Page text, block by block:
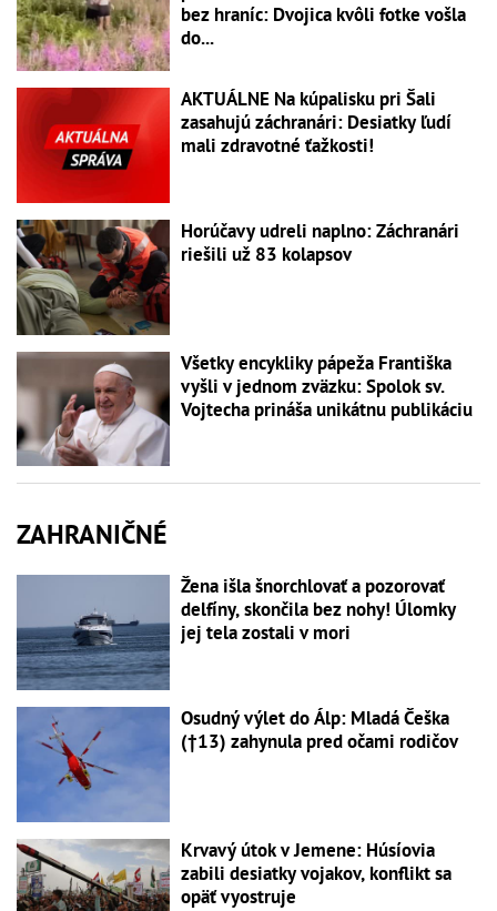
bez hraníc: Dvojica kvôli fotke vošla
do...
AKTUÁLNE Na kúpalisku pri Šali
zasahujú záchranári: Desiatky ľudí
mali zdravotné ťažkosti!
Horúčavy udreli naplno: Záchranári
riešili už 83 kolapsov
Všetky encykliky pápeža Františka
vyšli v jednom zväzku: Spolok sv.
Vojtecha prináša unikátnu publikáciu
ZAHRANIČNÉ
Žena išla šnorchlovať a pozorovať
delfíny, skončila bez nohy! Úlomky
jej tela zostali v mori
Osudný výlet do Álp: Mladá Češka
(†13) zahynula pred očami rodičov
Krvavý útok v Jemene: Húsíovia
zabili desiatky vojakov, konflikt sa
opäť vyostruje